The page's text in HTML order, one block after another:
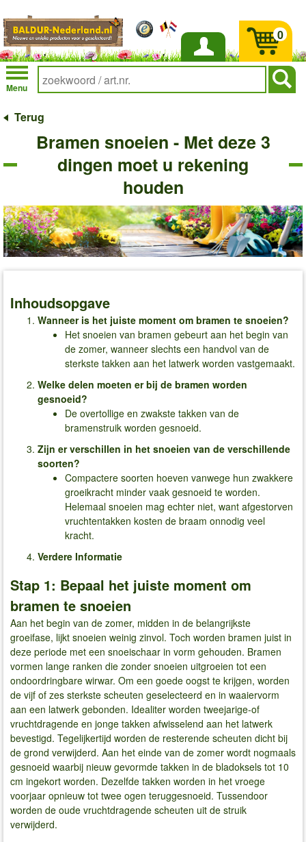
Inloggen
Menu
0
Terug
Bramen snoeien - Met deze 3
dingen moet u rekening
houden
Inhoudsopgave
Wanneer is het juiste moment om bramen te snoeien?
Het snoeien van bramen gebeurt aan het begin van
de zomer, wanneer slechts een handvol van de
sterkste takken aan het latwerk worden vastgemaakt.
Welke delen moeten er bij de bramen worden
gesnoeid?
De overtollige en zwakste takken van de
bramenstruik worden gesnoeid.
Zijn er verschillen in het snoeien van de verschillende
soorten?
Compactere soorten hoeven vanwege hun zwakkere
groeikracht minder vaak gesnoeid te worden.
Helemaal snoeien mag echter niet, want afgestorven
vruchtentakken kosten de braam onnodig veel
kracht.
Verdere Informatie
Stap 1: Bepaal het juiste moment om
bramen te snoeien
Aan het begin van de zomer, midden in de belangrijkste
groeifase, lijkt snoeien weinig zinvol. Toch worden bramen juist in
deze periode met een snoeischaar in vorm gehouden. Bramen
vormen lange ranken die zonder snoeien uitgroeien tot een
ondoordringbare wirwar. Om een ​​goede oogst te krijgen, worden
de vijf of zes sterkste scheuten geselecteerd en in waaiervorm
aan een latwerk gebonden. Idealiter worden tweejarige-of
vruchtdragende en jonge takken afwisselend aan het latwerk
bevestigd. Tegelijkertijd worden de resterende scheuten dicht bij
de grond verwijderd. Aan het einde van de zomer wordt nogmaals
gesnoeid waarbij nieuw gevormde takken in de bladoksels tot 10
cm ingekort worden. Dezelfde takken worden in het vroege
voorjaar opnieuw tot twee ogen teruggesnoeid. Tussendoor
worden de oude vruchtdragende scheuten uit de struik
verwijderd.